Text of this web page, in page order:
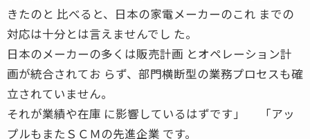
きたのと 比べると、日本の家電メーカーのこれ までの
対応は十分とは言えませんでし た。
日本のメーカーの多くは販売計画 とオペレーション計
画が統合されてお らず、部門横断型の業務プロセスも確
立されていません。
それが業績や在庫 に影響しているはずです」 「アッ
プルもまたＳＣＭの先進企業 です。